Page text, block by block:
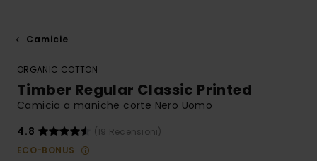
Camicie
ORGANIC COTTON
Timber Regular Classic Printed
Camicia a maniche corte Nero Uomo
4.8
(19 Recensioni)
ECO-BONUS